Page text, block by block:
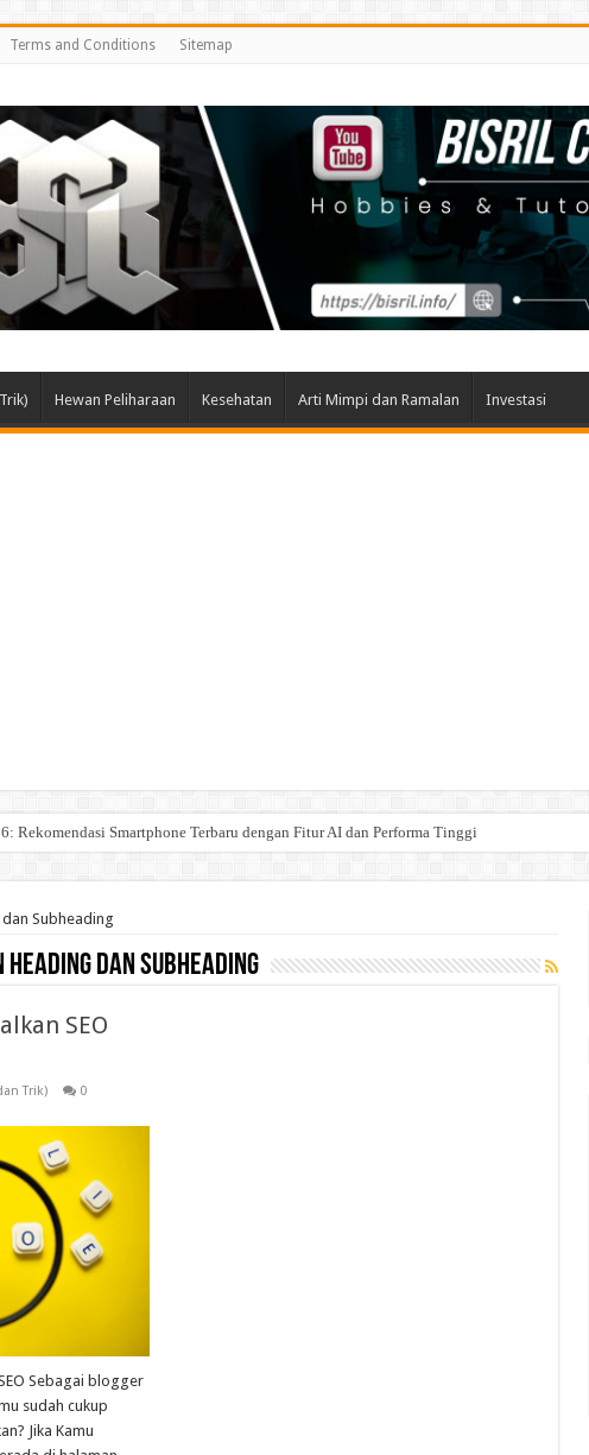
Terms and Conditions Sitemap
Hewan Peliharaan Kesehatan Arti Mimpi dan Ramalan Investasi
Rekomendasi Smartphone Terbaru dengan Fitur AI dan Performa Tinggi
Subheading
Heading dan Subheading
SEO
Trik)
0
Sebagai blogger
sudah cukup
Jika Kamu